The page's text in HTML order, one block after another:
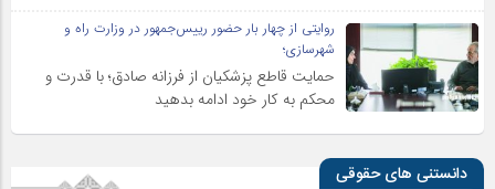
روایتی از چهار بار حضور رییس‌جمهور در وزارت راه و
شهرسازی؛
حمایت قاطع پزشکیان از فرزانه صادق؛ با قدرت و
محکم به کار خود ادامه بدهید
دانستنی های حقوقی